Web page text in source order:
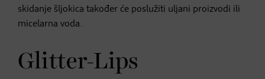
skidanje šljokica također će poslužiti uljani proizvodi ili
micelarna voda.
Glitter-Lips